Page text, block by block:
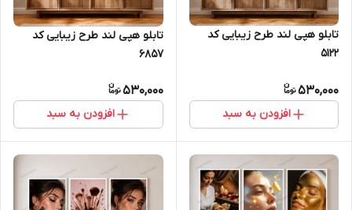
تابلو هپی لند طرح زیبایی کد
5122
530,000
افزودن به سبد
تابلو هپی لند طرح زیبایی کد
6857
530,000
افزودن به سبد